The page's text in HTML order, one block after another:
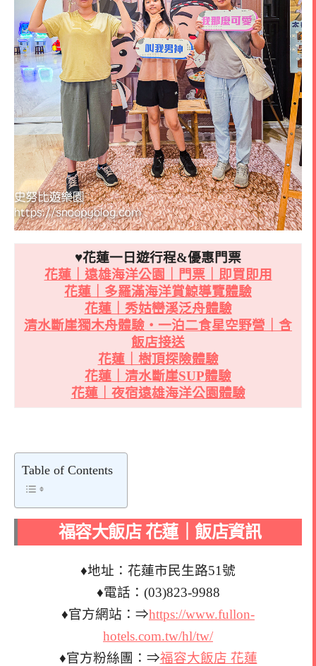
♥花蓮一日遊行程&優惠門票
花蓮｜遠雄海洋公園｜門票｜即買即用
花蓮｜多羅滿海洋賞鯨導覽體驗
花蓮｜秀姑巒溪泛舟體驗
清水斷崖獨木舟體驗・一泊二食星空野營｜含
飯店接送
花蓮｜樹頂探險體驗
花蓮｜清水斷崖SUP體驗
花蓮｜夜宿遠雄海洋公園體驗
Table of Contents
福容大飯店 花蓮｜飯店資訊
♦地址：花蓮市民生路51號
♦電話：(03)823-9988
♦官方網站：⇒https://www.fullon-
hotels.com.tw/hl/tw/
♦官方粉絲團：⇒福容大飯店 花蓮